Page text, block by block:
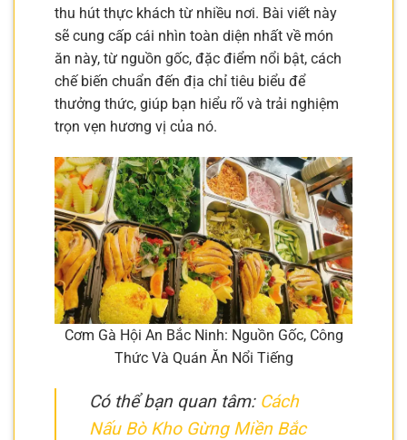
thu hút thực khách từ nhiều nơi. Bài viết này
sẽ cung cấp cái nhìn toàn diện nhất về món
ăn này, từ nguồn gốc, đặc điểm nổi bật, cách
chế biến chuẩn đến địa chỉ tiêu biểu để
thưởng thức, giúp bạn hiểu rõ và trải nghiệm
trọn vẹn hương vị của nó.
Cơm Gà Hội An Bắc Ninh: Nguồn Gốc, Công
Thức Và Quán Ăn Nổi Tiếng
Có thể bạn quan tâm: Cách
Nấu Bò Kho Gừng Miền Bắc